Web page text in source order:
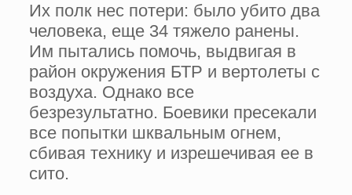
Их полк нес потери: было убито два
человека, еще 34 тяжело ранены.
Им пытались помочь, выдвигая в
район окружения БТР и вертолеты с
воздуха. Однако все
безрезультатно. Боевики пресекали
все попытки шквальным огнем,
сбивая технику и изрешечивая ее в
сито.